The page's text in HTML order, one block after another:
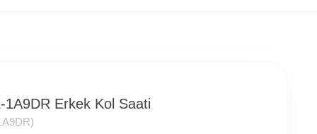
Erkek Kol Saati